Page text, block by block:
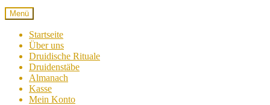
Menü
Startseite
Über uns
Druidische Rituale
Druidenstäbe
Almanach
Kasse
Mein Konto